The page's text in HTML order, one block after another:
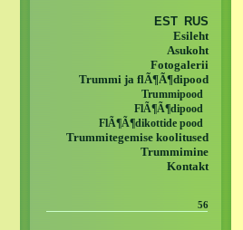
EST RUS
Esileht
Asukoht
Fotogalerii
Trummi ja flÃ¶Ã¶dipood
Trummipood
FlÃ¶Ã¶dipood
FlÃ¶Ã¶dikottide pood
Trummitegemise koolitused
Trummimine
Kontakt
56